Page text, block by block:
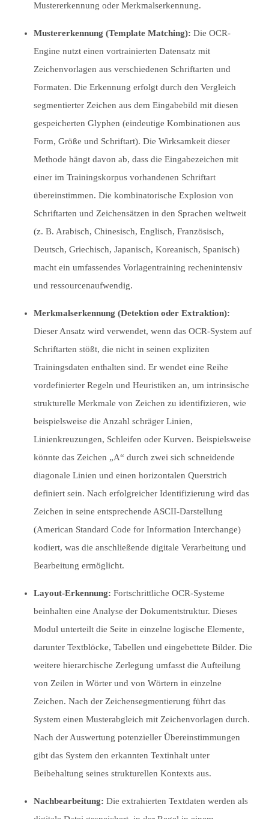
Mustererkennung oder Merkmalserkennung.
Mustererkennung (Template Matching): Die OCR-
Engine nutzt einen vortrainierten Datensatz mit
Zeichenvorlagen aus verschiedenen Schriftarten und
Formaten. Die Erkennung erfolgt durch den Vergleich
segmentierter Zeichen aus dem Eingabebild mit diesen
gespeicherten Glyphen (eindeutige Kombinationen aus
Form, Größe und Schriftart). Die Wirksamkeit dieser
Methode hängt davon ab, dass die Eingabezeichen mit
einer im Trainingskorpus vorhandenen Schriftart
übereinstimmen. Die kombinatorische Explosion von
Schriftarten und Zeichensätzen in den Sprachen weltweit
(z. B. Arabisch, Chinesisch, Englisch, Französisch,
Deutsch, Griechisch, Japanisch, Koreanisch, Spanisch)
macht ein umfassendes Vorlagentraining rechenintensiv
und ressourcenaufwendig.
Merkmalserkennung (Detektion oder Extraktion):
Dieser Ansatz wird verwendet, wenn das OCR-System auf
Schriftarten stößt, die nicht in seinen expliziten
Trainingsdaten enthalten sind. Er wendet eine Reihe
vordefinierter Regeln und Heuristiken an, um intrinsische
strukturelle Merkmale von Zeichen zu identifizieren, wie
beispielsweise die Anzahl schräger Linien,
Linienkreuzungen, Schleifen oder Kurven. Beispielsweise
könnte das Zeichen „A“ durch zwei sich schneidende
diagonale Linien und einen horizontalen Querstrich
definiert sein. Nach erfolgreicher Identifizierung wird das
Zeichen in seine entsprechende ASCII-Darstellung
(American Standard Code for Information Interchange)
kodiert, was die anschließende digitale Verarbeitung und
Bearbeitung ermöglicht.
Layout-Erkennung: Fortschrittliche OCR-Systeme
beinhalten eine Analyse der Dokumentstruktur. Dieses
Modul unterteilt die Seite in einzelne logische Elemente,
darunter Textblöcke, Tabellen und eingebettete Bilder. Die
weitere hierarchische Zerlegung umfasst die Aufteilung
von Zeilen in Wörter und von Wörtern in einzelne
Zeichen. Nach der Zeichensegmentierung führt das
System einen Musterabgleich mit Zeichenvorlagen durch.
Nach der Auswertung potenzieller Übereinstimmungen
gibt das System den erkannten Textinhalt unter
Beibehaltung seines strukturellen Kontexts aus.
Nachbearbeitung: Die extrahierten Textdaten werden als